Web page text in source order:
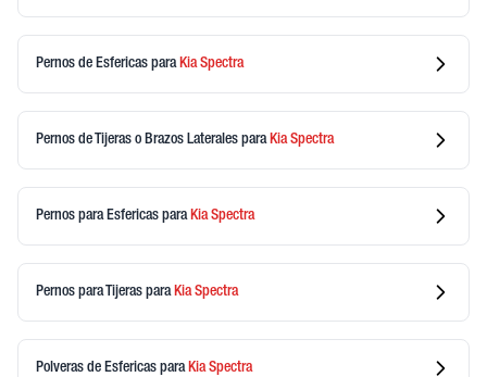
Pernos de Esfericas para KiaSpectra
Pernos de Tijeras o Brazos Laterales para KiaSpectra
Pernos para Esfericas para KiaSpectra
Pernos para Tijeras para KiaSpectra
Polveras de Esfericas para KiaSpectra